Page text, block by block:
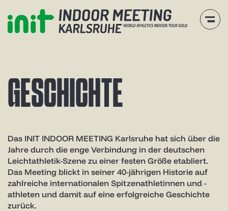
GESCH CH E
Das INIT INDOOR MEETING Karlsruhe hat sich über die
Jahre durch die enge Verbindung in der deutschen
Leichtathletik-Szene zu einer festen Größe etabliert.
Das Meeting blickt in seiner 40-jährigen Historie auf
zahlreiche internationalen Spitzenathletinnen und -
athleten und damit auf eine erfolgreiche Geschichte
zurück.